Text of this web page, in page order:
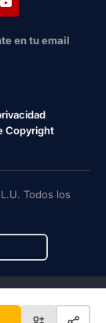
en tu email
Copyright
Todos los